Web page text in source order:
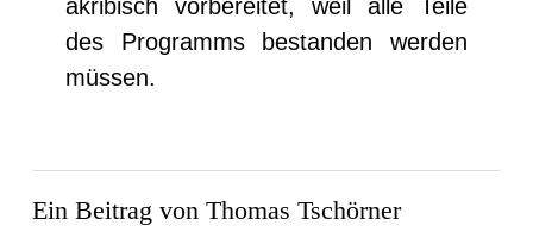
akribisch vorbereitet, weil alle Teile
des Programms bestanden werden
müssen.
Ein Beitrag von Thomas Tschörner